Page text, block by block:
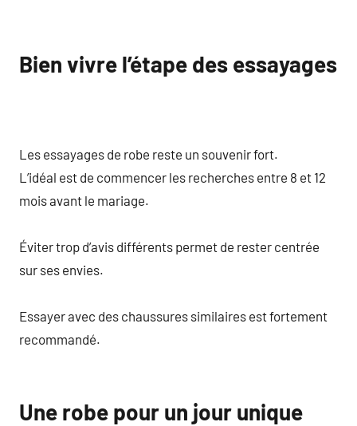
Bien vivre l’étape des essayages
Les essayages de robe reste un souvenir fort.
L’idéal est de commencer les recherches entre 8 et 12
mois avant le mariage.
Éviter trop d’avis différents permet de rester centrée
sur ses envies.
Essayer avec des chaussures similaires est fortement
recommandé.
Une robe pour un jour unique